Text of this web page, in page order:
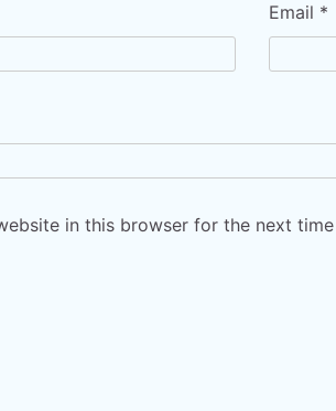
Email *
in this browser for the next